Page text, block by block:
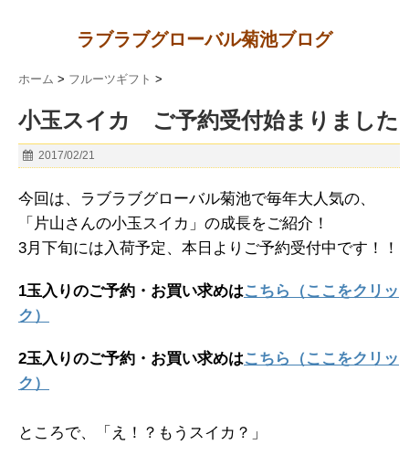
ラブラブグローバル菊池ブログ
ホーム > フルーツギフト >
小玉スイカ ご予約受付始まりました
2017/02/21
今回は、ラブラブグローバル菊池で毎年大人気の、
「片山さんの小玉スイカ」の成長をご紹介！
3月下旬には入荷予定、本日よりご予約受付中です！！
1玉入りのご予約・お買い求めはこちら（ここをクリッ
ク）
2玉入りのご予約・お買い求めはこちら（ここをクリッ
ク）
ところで、「え！？もうスイカ？」